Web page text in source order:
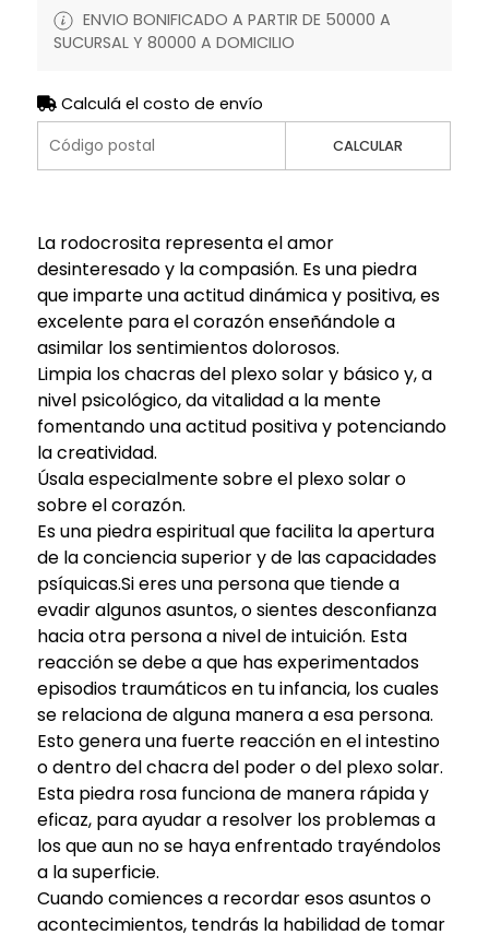
ENVIO BONIFICADO A PARTIR DE 50000 A
SUCURSAL Y 80000 A DOMICILIO
Calculá el costo de envío
CALCULAR
La rodocrosita representa el amor
desinteresado y la compasión. Es una piedra
que imparte una actitud dinámica y positiva, es
excelente para el corazón enseñándole a
asimilar los sentimientos dolorosos.
Limpia los chacras del plexo solar y básico y, a
nivel psicológico, da vitalidad a la mente
fomentando una actitud positiva y potenciando
la creatividad.
Úsala especialmente sobre el plexo solar o
sobre el corazón.
Es una piedra espiritual que facilita la apertura
de la conciencia superior y de las capacidades
psíquicas.Si eres una persona que tiende a
evadir algunos asuntos, o sientes desconfianza
hacia otra persona a nivel de intuición. Esta
reacción se debe a que has experimentados
episodios traumáticos en tu infancia, los cuales
se relaciona de alguna manera a esa persona.
Esto genera una fuerte reacción en el intestino
o dentro del chacra del poder o del plexo solar.
Esta piedra rosa funciona de manera rápida y
eficaz, para ayudar a resolver los problemas a
los que aun no se haya enfrentado trayéndolos
a la superficie.
Cuando comiences a recordar esos asuntos o
acontecimientos, tendrás la habilidad de tomar